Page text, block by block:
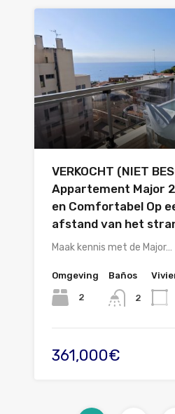
VERKOCHT (NIET
Appartement Major
en Comfortabel Op
afstand van het
Maak kennis met de Major…
Omgeving
2
Baños
2
361,000€